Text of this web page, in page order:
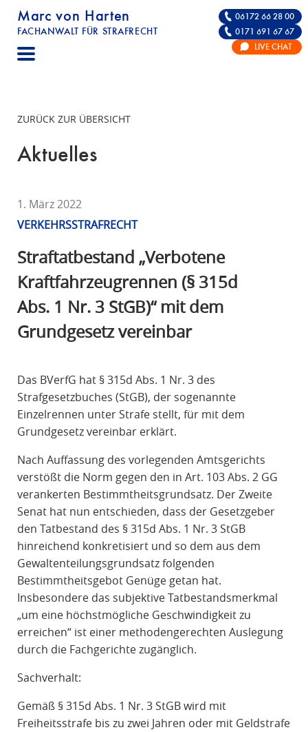
Marc von Harten
FACHANWALT FÜR STRAFRECHT
STRAFRECHT | RECHTSANWALT FÜR DIE
06172 66 28 00
0171 691 67 67
LIVE CHAT
ZURÜCK ZUR ÜBERSICHT
Aktuelles
1. März 2022
VERKEHRSSTRAFRECHT
Straftatbestand „Verbotene
Kraftfahrzeugrennen (§ 315d
Abs. 1 Nr. 3 StGB)“ mit dem
Grundgesetz vereinbar
Das BVerfG hat § 315d Abs. 1 Nr. 3 des
Strafgesetzbuches (StGB), der sogenannte
Einzelrennen unter Strafe stellt, für mit dem
Grundgesetz vereinbar erklärt.
Nach Auffassung des vorlegenden Amtsgerichts
verstößt die Norm gegen den in Art. 103 Abs. 2 GG
verankerten Bestimmtheitsgrundsatz. Der Zweite
Senat hat nun entschieden, dass der Gesetzgeber
den Tatbestand des § 315d Abs. 1 Nr. 3 StGB
hinreichend konkretisiert und so dem aus dem
Gewaltenteilungsgrundsatz folgenden
Bestimmtheitsgebot Genüge getan hat.
Insbesondere das subjektive Tatbestandsmerkmal
„um eine höchstmögliche Geschwindigkeit zu
erreichen“ ist einer methodengerechten Auslegung
durch die Fachgerichte zugänglich.
Sachverhalt:
Gemäß § 315d Abs. 1 Nr. 3 StGB wird mit
Freiheitsstrafe bis zu zwei Jahren oder mit Geldstrafe